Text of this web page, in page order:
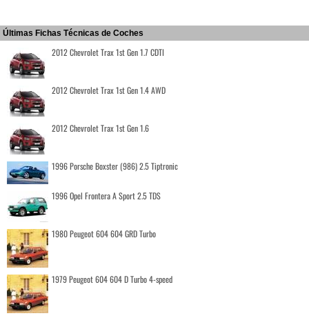
Últimas Fichas Técnicas de Coches
2012 Chevrolet Trax 1st Gen 1.7 CDTI
2012 Chevrolet Trax 1st Gen 1.4 AWD
2012 Chevrolet Trax 1st Gen 1.6
1996 Porsche Boxster (986) 2.5 Tiptronic
1996 Opel Frontera A Sport 2.5 TDS
1980 Peugeot 604 604 GRD Turbo
1979 Peugeot 604 604 D Turbo 4-speed